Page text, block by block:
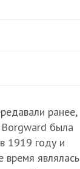
ранее,
была
1919 году и
время являлась